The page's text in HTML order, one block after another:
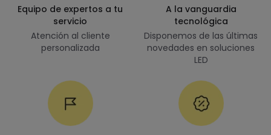
Equipo de expertos a tu
servicio
Atención al cliente
personalizada
A la vanguardia
tecnológica
Disponemos de las últimas
novedades en soluciones
LED